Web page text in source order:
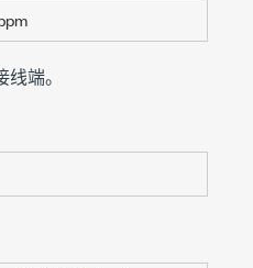
端。